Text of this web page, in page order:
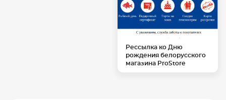
Рессылка ко Дню
рождения белорусского
магазина ProStore